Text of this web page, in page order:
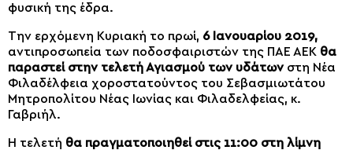
φυσική της έδρα.
Την ερχόμενη Κυριακή το πρωί, 6 Ιανουαρίου 2019,
αντιπροσωπεία των ποδοσφαιριστών της ΠΑΕ ΑΕΚ θα
παραστεί στην τελετή Αγιασμού των υδάτωνστη Νέα
Φιλαδέλφεια χοροστατούντος του Σεβασμιωτάτου
Μητροπολίτου Νέας Ιωνίας και Φιλαδελφείας, κ.
Γαβριήλ.
Η τελετή θα πραγματοποιηθεί στις 11:00 στη λίμνη